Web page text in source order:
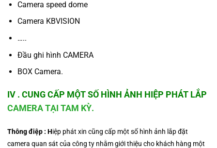
Camera speed dome
Camera KBVISION
…..
Đầu ghi hình CAMERA
BOX Camera.
IV . CUNG CẤP MỘT SỐ HÌNH ẢNH HIỆP PHÁT LẮP
CAMERA TẠI TAM KỲ.
Thông điệp : Hiệp phát xin cũng cấp một số hình ảnh lắp đặt
camera quan sát của công ty nhằm giới thiệu cho khách hàng một